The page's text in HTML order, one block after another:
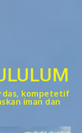
kompetetif
iman dan